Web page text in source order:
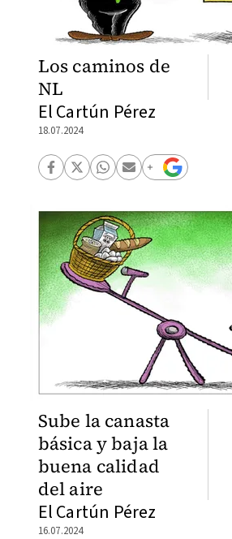
Los caminos de
NL
El Cartún Pérez
18.07.2024
Sube la canasta
básica y baja la
buena calidad
del aire
El Cartún Pérez
16.07.2024